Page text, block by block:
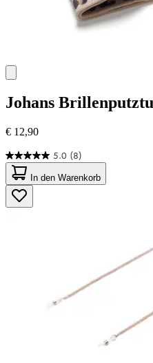
Johans
€ 12,90
5.0 (8)
5.0
von
5
Sternen.
8
In den Warenkorb